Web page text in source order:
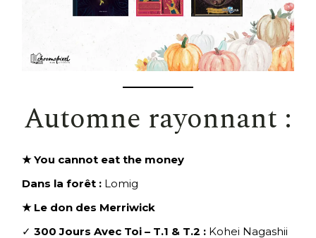
Automne rayonnant :
★ You cannot eat the money
Dans la forêt : Lomig
★ Le don des Merriwick
✓300 Jours Avec Toi – T.1 & T.2 : Kohei Nagashii